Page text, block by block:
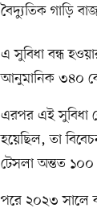
বৈদ্যুতিক গাড়ি
এ সুবিধা বন্ধ
আনুমানিক ৩৪০
এরপর এই সুবিধা
হয়েছিল, তা
টেসলা অন্তত ১০০
পরে ২০২৩ সালে